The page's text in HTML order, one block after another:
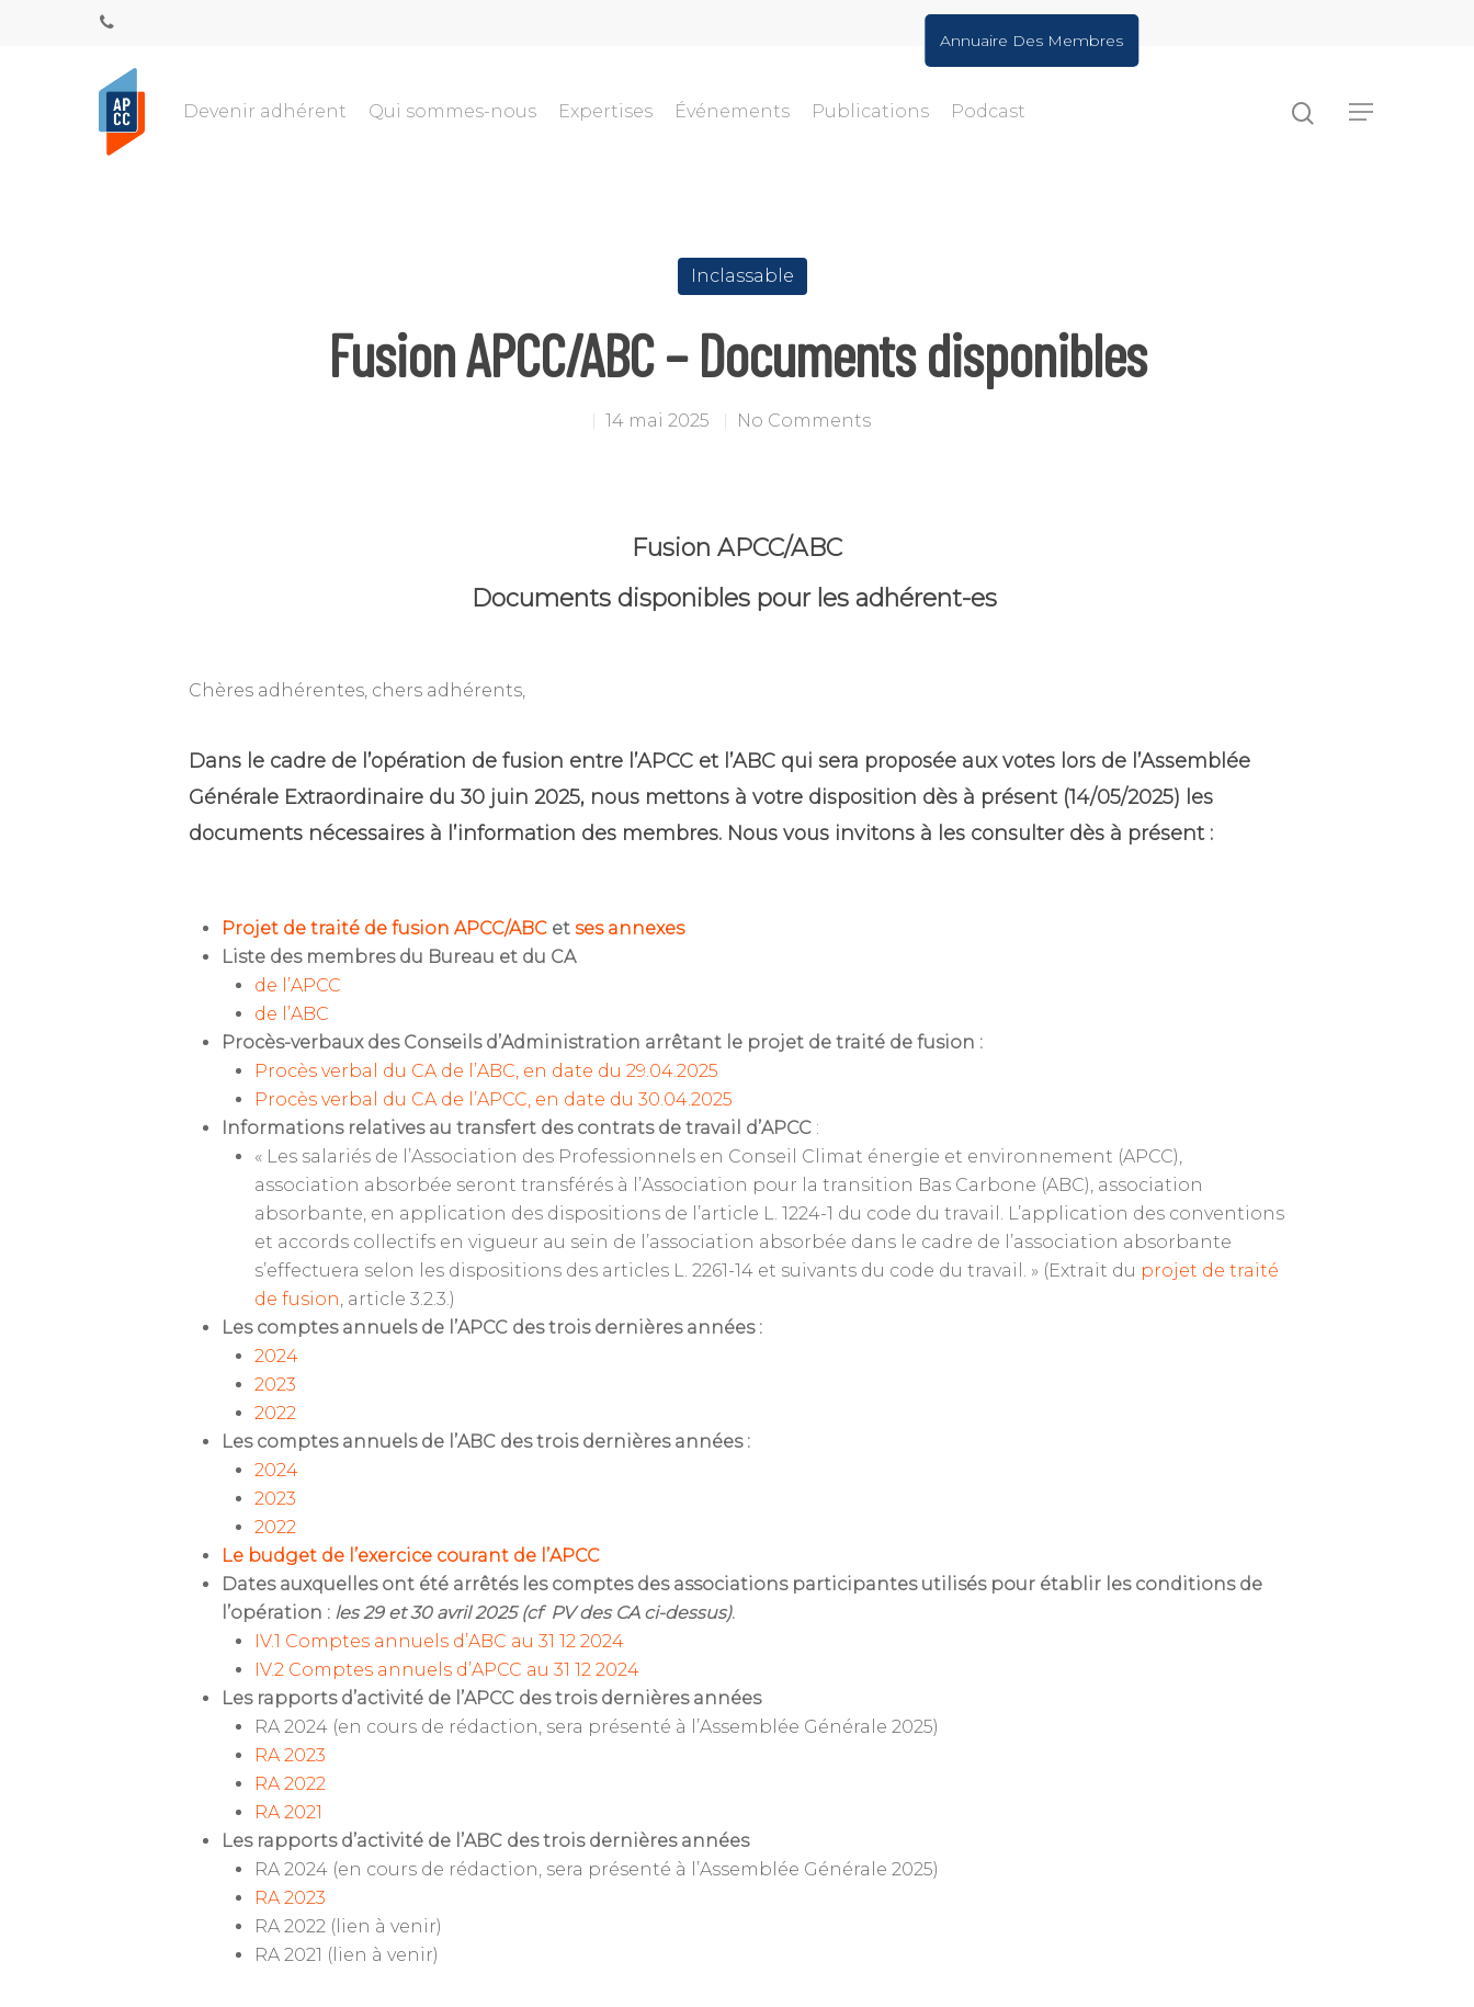
Annuaire Des Membres
Devenir adhérent Qui sommes-nous Expertises Événements Publications Podcast
Inclassable
Fusion APCC/ABC – Documents disponibles
14 mai 2025 No Comments
Fusion APCC/ABC
Documents disponibles pour les adhérent-es
Chères adhérentes, chers adhérents,
Dans le cadre de l’opération de fusion entre l’APCC et l’ABC qui sera proposée aux votes lors de l’Assemblée
Générale Extraordinaire du 30 juin 2025, nous mettons à votre disposition dès à présent (14/05/2025) les
documents nécessaires à l’information des membres. Nous vous invitons à les consulter dès à présent :
Projet de traité de fusion APCC/ABC et ses annexes
Liste des membres du Bureau et du CA
de l’APCC
de l’ABC
Procès-verbaux des Conseils d’Administration arrêtant le projet de traité de fusion :
Procès verbal du CA de l’ABC, en date du 29.04.2025
Procès verbal du CA de l’APCC, en date du 30.04.2025
Informations relatives au transfert des contrats de travail d’APCC :
« Les salariés de l’Association des Professionnels en Conseil Climat énergie et environnement (APCC),
association absorbée seront transférés à l’Association pour la transition Bas Carbone (ABC), association
absorbante, en application des dispositions de l’article L. 1224-1 du code du travail. L’application des conventions
et accords collectifs en vigueur au sein de l’association absorbée dans le cadre de l’association absorbante
s’effectuera selon les dispositions des articles L. 2261-14 et suivants du code du travail. » (Extrait du projet de traité
de fusion, article 3.2.3.)
Les comptes annuels de l’APCC des trois dernières années :
2024
2023
2022
Les comptes annuels de l’ABC des trois dernières années :
2024
2023
2022
Le budget de l’exercice courant de l’APCC
Dates auxquelles ont été arrêtés les comptes des associations participantes utilisés pour établir les conditions de
l’opération : les 29 et 30 avril 2025 (cf PV des CA ci-dessus).
IV.1 Comptes annuels d’ABC au 31 12 2024
IV.2 Comptes annuels d’APCC au 31 12 2024
Les rapports d’activité de l’APCC des trois dernières années
RA 2024 (en cours de rédaction, sera présenté à l’Assemblée Générale 2025)
RA 2023
RA 2022
RA 2021
Les rapports d’activité de l’ABC des trois dernières années
RA 2024 (en cours de rédaction, sera présenté à l’Assemblée Générale 2025)
RA 2023
RA 2022 (lien à venir)
RA 2021 (lien à venir)